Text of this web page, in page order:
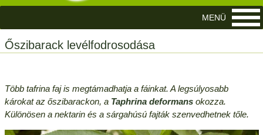
Őszibarack levélfodrosodása
Több tafrina faj is megtámadhatja a fáinkat. A legsúlyosabb
károkat az őszibarackon, a Taphrina deformansokozza.
Különösen a nektarin és a sárgahúsú fajták szenvedhetnek tőle.